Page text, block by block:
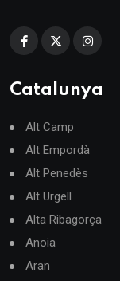
Catalunya
Alt Camp
Alt Empordà
Alt Penedès
Alt Urgell
Alta Ribagorça
Anoia
Aran